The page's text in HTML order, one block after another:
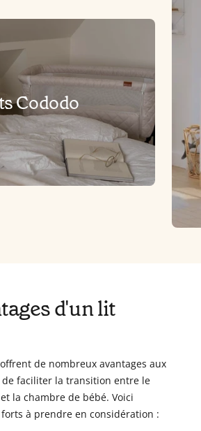
Cododo
d'un lit
de nombreux avantages aux
faciliter la transition entre le
la chambre de bébé. Voici
à prendre en considération :